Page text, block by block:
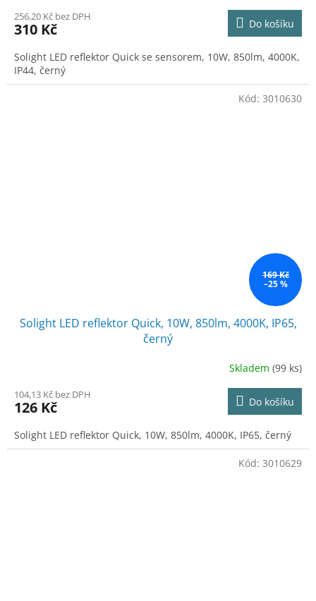
256,20 Kč bez DPH
310 Kč Do košíku
Solight LED reflektor Quick se sensorem, 10W, 850lm, 4000K,
IP44, černý
169 Kč
–25 %
Solight LED reflektor Quick, 10W, 850lm, 4000K, IP65,
černý
Skladem (99 ks)
104,13 Kč bez DPH
126 Kč Do košíku
Solight LED reflektor Quick, 10W, 850lm, 4000K, IP65, černý
Kód: 3010630
Kód: 3010629